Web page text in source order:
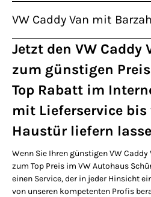
VW Caddy Van mit
Jetzt den VW Caddy
zum günstigen
Top Rabatt im
mit Lieferservice bis
Haustür liefern
Wenn Sie Ihren günstigen VW
zum Top Preis im VW Autohaus
einen Service, der in jeder Hinsicht
von unseren kompetenten Profis